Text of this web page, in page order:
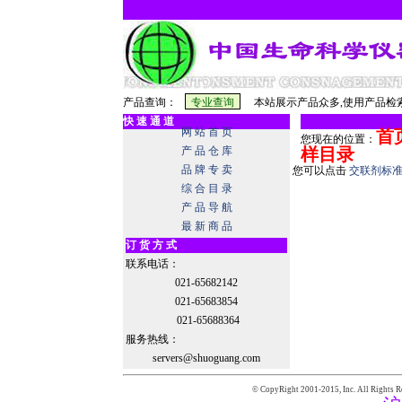
产品查询：
本站展示产品众多,使用产品检
快 速 通 道
网 站 首 页
产 品 仓 库
品 牌 专 卖
综 合 目 录
产 品 导 航
最 新 商 品
订 货 方 式
联系电话：
021-65682142
021-65683854
021-65688364
服务热线：
servers@shuoguang.com
您现在的位置： 首
样目录
您可以点击 交联剂标
© CopyRight 2001-2015, Inc. All Rights